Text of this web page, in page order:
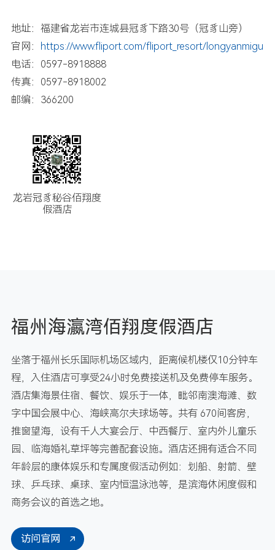
地址：福建省龙岩市连城县冠豸下路30号（冠豸山旁）
官网：
https://www.fliport.com/fliport_resort/longyanmigu
电话：0597-8918888
传真：0597-8918002
邮编：366200
龙岩冠豸秘谷佰翔度
假酒店
福州海瀛湾佰翔度假酒店
坐落于福州长乐国际机场区域内，距离候机楼仅10分钟车
程，入住酒店可享受24小时免费接送机及免费停车服务。
酒店集海景住宿、餐饮、娱乐于一体，毗邻南澳海滩、数
字中国会展中心、海峡高尔夫球场等。共有 670间客房，
推窗望海，设有千人大宴会厅、中西餐厅、室内外儿童乐
园、临海婚礼草坪等完善配套设施。酒店还拥有适合不同
年龄层的康体娱乐和专属度假活动例如：划船、射箭、壁
球、乒乓球、桌球、室内恒温泳池等，是滨海休闲度假和
商务会议的首选之地。
访问官网